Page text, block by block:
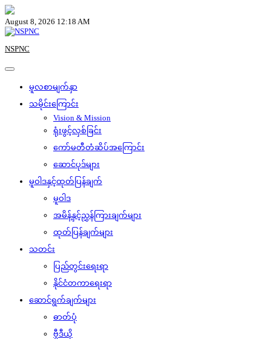
Skip
to
content
August 8, 2026 12:18 AM
NSPNC
မူလစာမျက်နှာ
သမိုင်းကြောင်း
Vision & Mission
ရုံးဖွင့်လှစ်ခြင်း
ကော်မတီတံဆိပ်အကြောင်း
ဆောင်ပုဒ်များ
မူဝါဒနှင့်ထုတ်ပြန်ချက်
မူဝါဒ
အမိန့်နှင့်ညွှန်ကြားချက်များ
ထုတ်ပြန်ချက်များ
သတင်း
ပြည်တွင်းရေးရာ
နိုင်ငံတကာရေးရာ
ဆောင်ရွက်ချက်များ
ဓာတ်ပုံ
ဗွီဒီယို